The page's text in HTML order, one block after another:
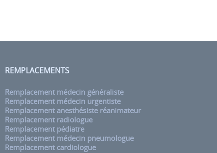
REMPLACEMENTS
Remplacement médecin généraliste
Remplacement médecin urgentiste
Remplacement anesthésiste réanimateur
Remplacement radiologue
Remplacement pédiatre
Remplacement médecin pneumologue
Remplacement cardiologue